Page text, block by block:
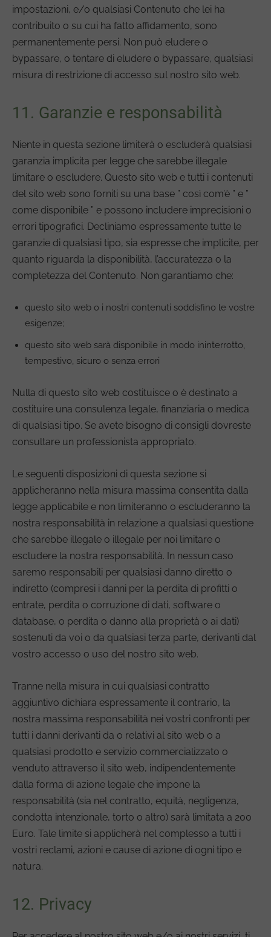
impostazioni, e/o qualsiasi Contenuto che lei ha
contribuito o su cui ha fatto affidamento, sono
permanentemente persi. Non può eludere o
bypassare, o tentare di eludere o bypassare, qualsiasi
misura di restrizione di accesso sul nostro sito web.
11. Garanzie e responsabilità
Niente in questa sezione limiterà o escluderà qualsiasi
garanzia implicita per legge che sarebbe illegale
limitare o escludere. Questo sito web e tutti i contenuti
del sito web sono forniti su una base ” così com’è ” e ”
come disponibile ” e possono includere imprecisioni o
errori tipografici. Decliniamo espressamente tutte le
garanzie di qualsiasi tipo, sia espresse che implicite, per
quanto riguarda la disponibilità, l’accuratezza o la
completezza del Contenuto. Non garantiamo che:
questo sito web o i nostri contenuti soddisfino le vostre
esigenze;
questo sito web sarà disponibile in modo ininterrotto,
tempestivo, sicuro o senza errori
Nulla di questo sito web costituisce o è destinato a
costituire una consulenza legale, finanziaria o medica
di qualsiasi tipo. Se avete bisogno di consigli dovreste
consultare un professionista appropriato.
Le seguenti disposizioni di questa sezione si
applicheranno nella misura massima consentita dalla
legge applicabile e non limiteranno o escluderanno la
nostra responsabilità in relazione a qualsiasi questione
che sarebbe illegale o illegale per noi limitare o
escludere la nostra responsabilità. In nessun caso
saremo responsabili per qualsiasi danno diretto o
indiretto (compresi i danni per la perdita di profitti o
entrate, perdita o corruzione di dati, software o
database, o perdita o danno alla proprietà o ai dati)
sostenuti da voi o da qualsiasi terza parte, derivanti dal
vostro accesso o uso del nostro sito web.
Tranne nella misura in cui qualsiasi contratto
aggiuntivo dichiara espressamente il contrario, la
nostra massima responsabilità nei vostri confronti per
tutti i danni derivanti da o relativi al sito web o a
qualsiasi prodotto e servizio commercializzato o
venduto attraverso il sito web, indipendentemente
dalla forma di azione legale che impone la
responsabilità (sia nel contratto, equità, negligenza,
condotta intenzionale, torto o altro) sarà limitata a 200
Euro. Tale limite si applicherà nel complesso a tutti i
vostri reclami, azioni e cause di azione di ogni tipo e
natura.
12. Privacy